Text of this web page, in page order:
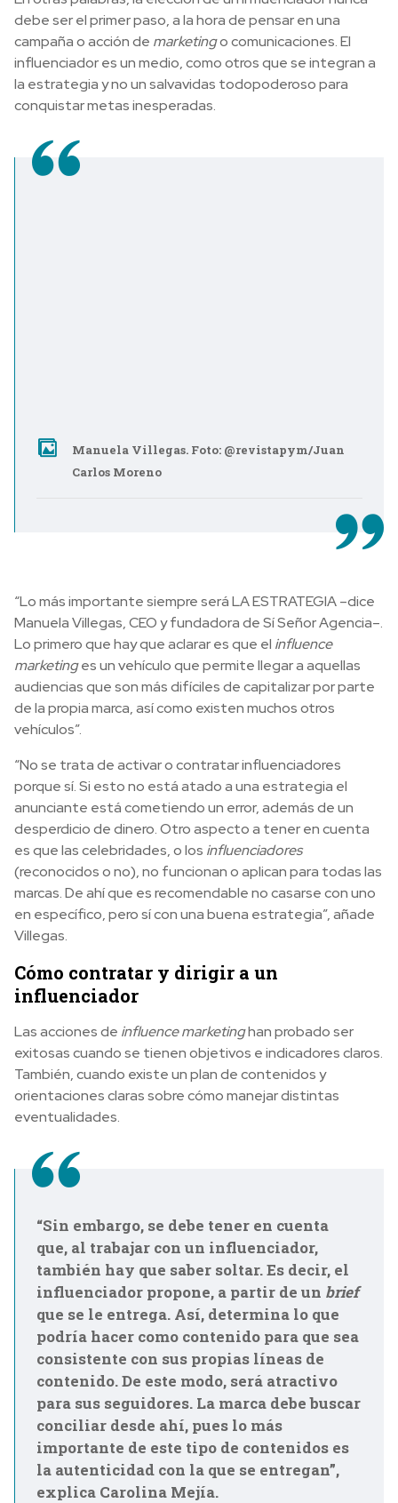
debe ser el primer paso, a la hora de pensar en una
campaña o acción de marketingo comunicaciones. El
influenciador es un medio, como otros que se integran a
la estrategia y no un salvavidas todopoderoso para
conquistar metas inesperadas.
Manuela Villegas. Foto: @revistapym/Juan
Carlos Moreno
“Lo más importante siempre será LA ESTRATEGIA –dice
Manuela Villegas, CEO y fundadora de Sí Señor Agencia–.
Lo primero que hay que aclarar es que el influence
marketinges un vehículo que permite llegar a aquellas
audiencias que son más difíciles de capitalizar por parte
de la propia marca, así como existen muchos otros
vehículos”.
“No se trata de activar o contratar influenciadores
porque sí. Si esto no está atado a una estrategia el
anunciante está cometiendo un error, además de un
desperdicio de dinero. Otro aspecto a tener en cuenta
es que las celebridades, o los influenciadores
(reconocidos o no), no funcionan o aplican para todas las
marcas. De ahí que es recomendable no casarse con uno
en específico, pero sí con una buena estrategia”, añade
Villegas.
Cómo contratar y dirigir a un
influenciador
Las acciones de influence marketinghan probado ser
exitosas cuando se tienen objetivos e indicadores claros.
También, cuando existe un plan de contenidos y
orientaciones claras sobre cómo manejar distintas
eventualidades.
“Sin embargo, se debe tener en cuenta
que, al trabajar con un influenciador,
también hay que saber soltar. Es decir, el
influenciador propone, a partir de un brief
que se le entrega. Así, determina lo que
podría hacer como contenido para que sea
consistente con sus propias líneas de
contenido. De este modo, será atractivo
para sus seguidores. La marca debe buscar
conciliar desde ahí, pues lo más
importante de este tipo de contenidos es
la autenticidad con la que se entregan”,
explica Carolina Mejía.